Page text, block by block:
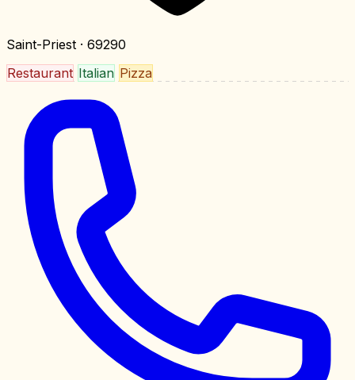
Saint-Priest · 69290
Restaurant Italian Pizza